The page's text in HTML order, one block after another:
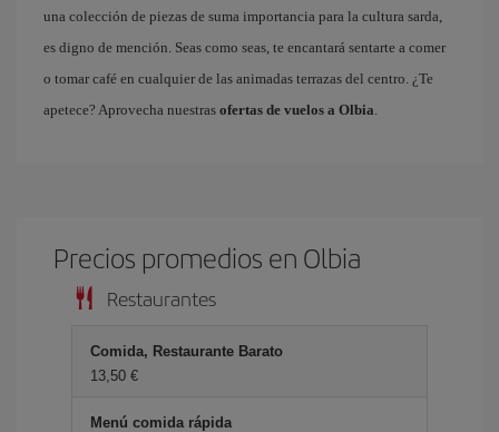
una colección de piezas de suma importancia para la cultura sarda,
es digno de mención. Seas como seas, te encantará sentarte a comer
o tomar café en cualquier de las animadas terrazas del centro. ¿Te
apetece? Aprovecha nuestras ofertas de vuelos a Olbia.
Precios promedios en Olbia
Restaurantes
Comida, Restaurante Barato
13,50 €
Menú comida rápida